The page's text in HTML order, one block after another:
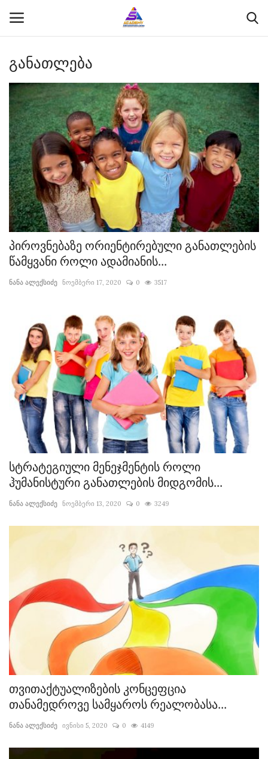
შესვლა
მთავარი
განათლება
ფსიქოლოგია
სწავლება
გალერია
ჩვენს შესახებ
კონტაქტი
English ქართული
განათლება
პიროვნებაზე ორიენტირებული განათლების
წამყვანი როლი ადამიანის...
ნანა ალექსიძე ნოემბერი 17, 2020 0 3517
სტრატეგიული მენეჯმენტის როლი
ჰუმანისტური განათლების მიდგომის...
ნანა ალექსიძე ნოემბერი 13, 2020 0 3249
თვითაქტუალიზების კონცეფცია
თანამედროვე სამყაროს რეალობასა...
ნანა ალექსიძე ივნისი 5, 2020 0 4149